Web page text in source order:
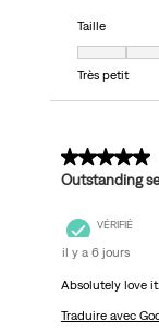
Taille
Taille, 5 sur 7,
Très petit
5 sur 5 étoiles.
Outstanding
VÉRIFIÉ
il y a 6 jours
Absolutely love
Traduire avec